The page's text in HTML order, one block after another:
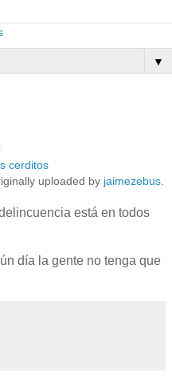
▼
cerditos
uploaded by jaimezebus
está en todos
día la gente no tenga que